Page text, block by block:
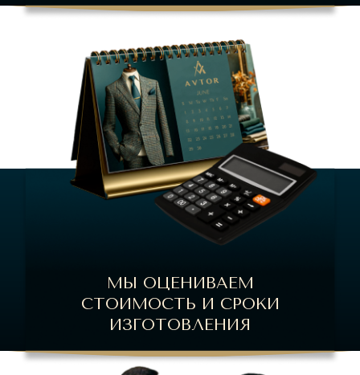
МЫ ОЦЕНИВАЕМ
СТОИМОСТЬ И СРОКИ
ИЗГОТОВЛЕНИЯ